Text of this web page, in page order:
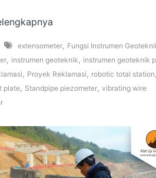
extensometer, Fungsi Instrumen
, instrumen geoteknik , instrumen geoteknik
, Proyek Reklamasi , robotic total station
plate, Standpipe piezometer,vibrating wire